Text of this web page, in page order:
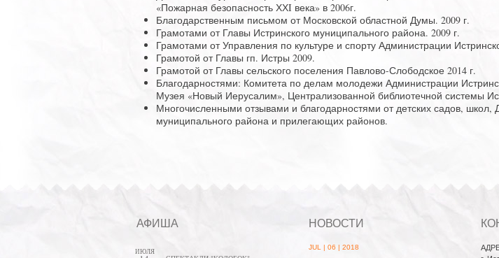
«Пожарная безопасность ХХI века» в 2006г.
Благодарственным письмом от Московской областной Думы. 2009 г.
Грамотами от Главы Истринского муниципального района. 2009 г.
Грамотами от Управления по культуре и спорту Администрации
Грамотой от Главы гп. Истры 2009.
Грамотой от Главы сельского поселения Павлово-Слободское 2014 г.
Благодарностями: Комитета по делам молодежи Администрации
Музея «Новый Иерусалим», Централизованной библиотечной системы
Многочисленными отзывами и благодарностями от детских садов, школ,
муниципального района и прилегающих районов.
АФИША
ИЮЛЯ
НОВОСТИ
JUL | 06 | 2018